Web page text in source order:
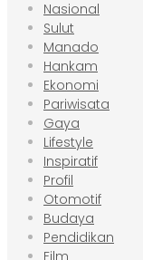
Nasional
Sulut
Manado
Hankam
Ekonomi
Pariwisata
Gaya
Lifestyle
Inspiratif
Profil
Otomotif
Budaya
Pendidikan
Film